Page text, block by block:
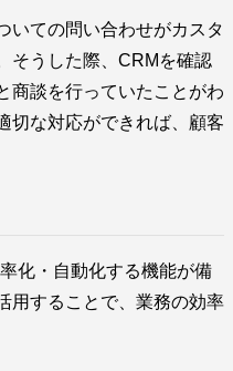
いての問い合わせがカスタ
そうした際、CRMを確認
商談を行っていたことがわ
切な対応ができれば、顧客
化・自動化する機能が備
用することで、業務の効率